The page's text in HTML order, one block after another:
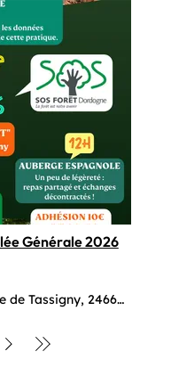
Générale 2026
de Tassigny, 24660